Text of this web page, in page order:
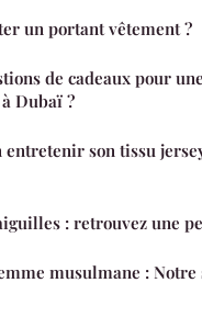
un portant vêtement ?
de cadeaux pour
Dubaï ?
son tissu
: retrouvez une
musulmane : Notre